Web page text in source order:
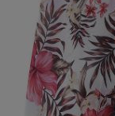
【日傘】完
【サンダル
【リネン】
CATEGORY
ウェア
カスタマーサ
エル・ショッ